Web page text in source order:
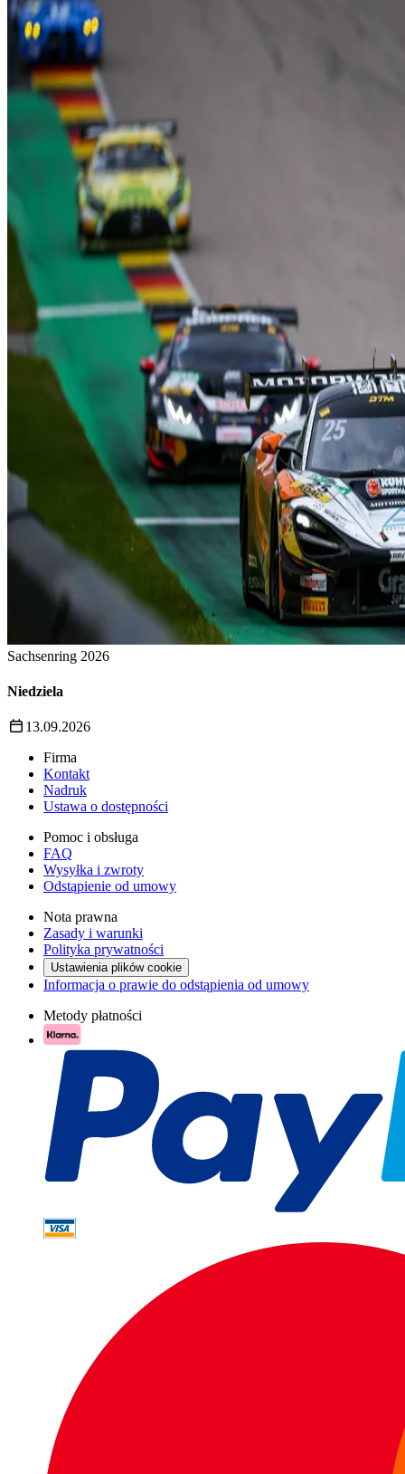
Sachsenring 2026
Niedziela
13.09.2026
Firma
Kontakt
Nadruk
Ustawa o dostępności
Pomoc i obsługa
FAQ
Wysyłka i zwroty
Odstąpienie od umowy
Nota prawna
Zasady i warunki
Polityka prywatności
Ustawienia plików cookie
Informacja o prawie do odstąpienia od umowy
Metody płatności